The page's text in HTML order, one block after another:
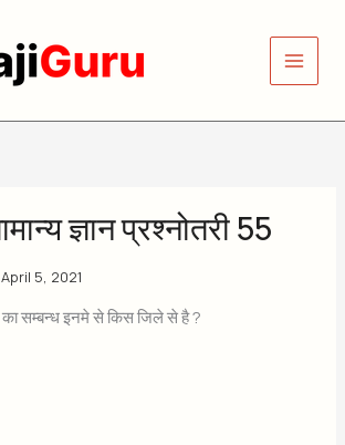
ज्ञान प्रश्नोतरी 55
April 5, 2021
का सम्बन्ध इनमे से किस जिले से है ?